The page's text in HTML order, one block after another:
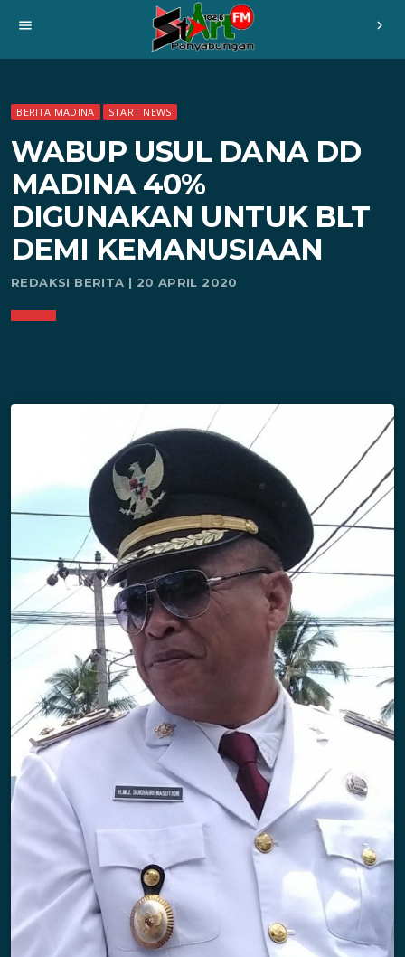
menu chevron_right
BERITA MADINA START NEWS
WABUP USUL DANA DD
MADINA 40%
DIGUNAKAN UNTUK BLT
DEMI KEMANUSIAAN
REDAKSI BERITA | 20 APRIL 2020